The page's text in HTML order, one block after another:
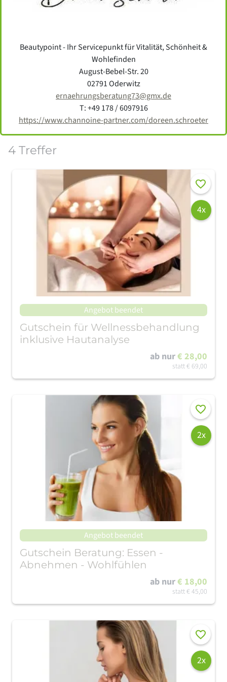
Beautypoint - Ihr Servicepunkt für Vitalität, Schönheit &
Wohlefinden
August-Bebel-Str. 20
02791 Oderwitz
ernaehrungsberatung73@gmx.de
T: +49 178 / 6097916
https://www.channoine-partner.com/doreen.schroeter
4 Treffer
Merken
4x
Angebot beendet
Gutschein für Wellnessbehandlung
inklusive Hautanalyse
ab nur€ 28,00
statt€ 69,00
Merken
2x
Angebot beendet
Gutschein Beratung: Essen -
Abnehmen - Wohlfühlen
ab nur€ 18,00
statt€ 45,00
Merken
2x